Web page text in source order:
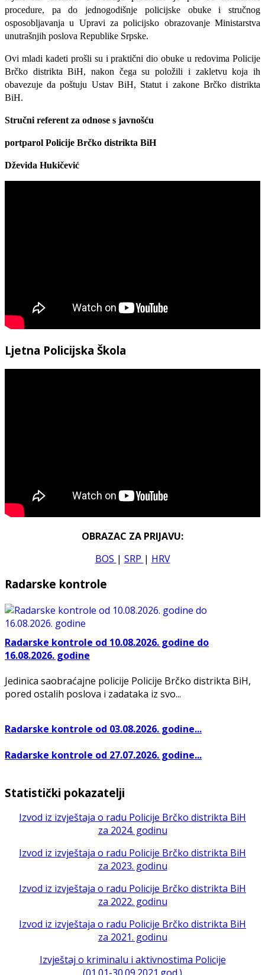
procedure, pa do jednogodišnje policijske obuke i stručnog
osposobljavanja u Upravi za policijsko obrazovanje Ministarstva
unutrašnjih poslova Republike Srpske.
Ovi mladi kadeti prošli su i praktični dio obuke u redovima Policije
Brčko distrikta BiH, nakon čega su položili i zakletvu koja ih
obavezuje da poštuju Ustav BiH, Statut i zakone Brčko distrikta
BiH.
Stručni referent za odnose s javnošću
portparol Policije Brčko distrikta BiH
Dževida Hukičević
Ljetna Policijska Škola
OBRAZAC ZA PRIJAVU:
BOS | SRP | HRV
Radarske kontrole
Radarske kontrole od 10.08.2026. godine do
16.08.2026. godine
Jedinica saobraćajne policije Policije Brčko distrikta BiH,
pored ostalih poslova i zadataka iz svo...
Radarske kontrole od 03.08.2026. godine...
Radarske kontrole od 27.07.2026. godine...
Statistički pokazatelji
Izvod iz izvještaja o radu Policije Brčko distrikta BiH
za 2024. godinu
Izvod iz izvještaja o radu Policije Brčko distrikta BiH
za 2023. godinu
Izvod iz izvještaja o radu Policije Brčko distrikta BiH
za 2022. godinu
Izvod iz izvještaja o radu Policije Brčko distrikta BiH
za 2021. godinu
Izvještaj o kriminalu i aktivnostima Policije